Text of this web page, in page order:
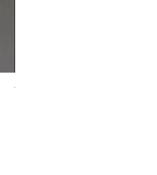
Wool Occasion 523181